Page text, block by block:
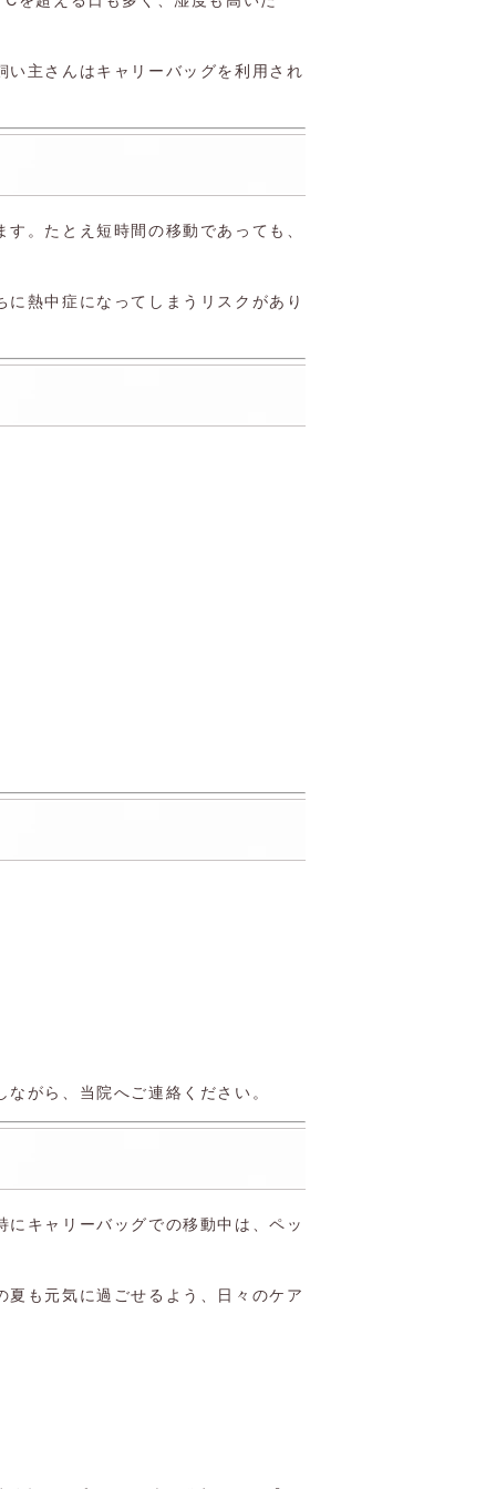
主さんはキャリーバッグを利用され
。たとえ短時間の移動であっても、
熱中症になってしまうリスクがあり
がら、当院へご連絡ください。
キャリーバッグでの移動中は、ペッ
も元気に過ごせるよう、日々のケア